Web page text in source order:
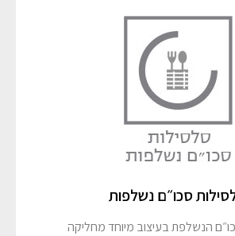
סכו״ם נשלפות
הנשלפת בעיצוב מיוחד מחליקה